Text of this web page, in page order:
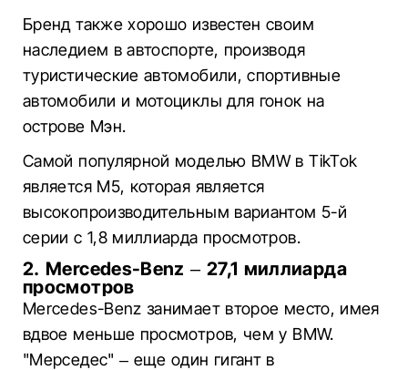
Бренд также хорошо известен своим
наследием в автоспорте, производя
туристические автомобили, спортивные
автомобили и мотоциклы для гонок на
острове Мэн.
Самой популярной моделью BMW в TikTok
является M5, которая является
высокопроизводительным вариантом 5-й
серии с 1,8 миллиарда просмотров.
2. Mercedes-Benz – 27,1 миллиарда
просмотров
Mercedes-Benz занимает второе место, имея
вдвое меньше просмотров, чем у BMW.
"Мерседес" – еще один гигант в